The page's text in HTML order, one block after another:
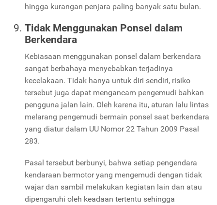
hingga kurangan penjara paling banyak satu bulan.
Tidak Menggunakan Ponsel dalam
Berkendara
Kebiasaan menggunakan ponsel dalam berkendara
sangat berbahaya menyebabkan terjadinya
kecelakaan. Tidak hanya untuk diri sendiri, risiko
tersebut juga dapat mengancam pengemudi bahkan
pengguna jalan lain. Oleh karena itu, aturan lalu lintas
melarang pengemudi bermain ponsel saat berkendara
yang diatur dalam UU Nomor 22 Tahun 2009 Pasal
283.
Pasal tersebut berbunyi, bahwa setiap pengendara
kendaraan bermotor yang mengemudi dengan tidak
wajar dan sambil melakukan kegiatan lain dan atau
dipengaruhi oleh keadaan tertentu sehingga